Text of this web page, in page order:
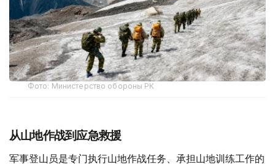
Фото: Министерство обороны РК
从山地作战到应急救援
军事登山员是专门执行山地作战任务、承担山地训练工作的